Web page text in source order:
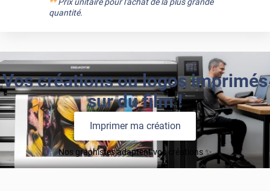
**Prix unitaire pour l'achat de la plus grande
quantité.
Vos créations ou logos imprimés
sur du film !
Imprimer ma création
Nos graphistes adaptent vos créations ✨